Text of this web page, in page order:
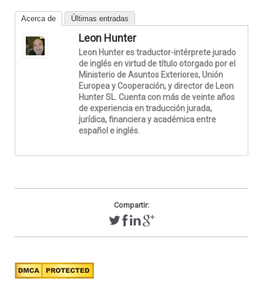
Acerca de Últimas entradas
Leon Hunter
Leon Hunter es traductor-intérprete jurado
de inglés en virtud de título otorgado por el
Ministerio de Asuntos Exteriores, Unión
Europea y Cooperación, y director de Leon
Hunter SL. Cuenta con más de veinte años
de experiencia en traducción jurada,
jurídica, financiera y académica entre
español e inglés.
Compartir: